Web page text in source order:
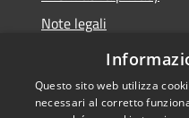
Note legali
Dichiarazione di
Questo sito web utilizza
necessari al corretto